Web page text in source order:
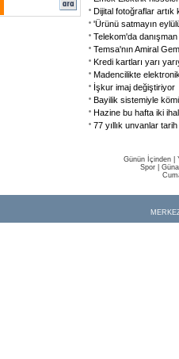
Dijital fotoğraflar artık
'Ürünü satmayın
Telekom'da
Temsa'nın Amiral
Kredi kartları yarı
Madencilikte
İşkur imaj değiştiriyor
Bayilik sistemiyle
Hazine bu hafta iki
77 yıllık unvanlar
Günün İçinden
Spor